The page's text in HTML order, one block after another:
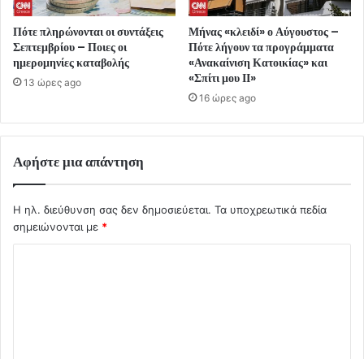
Πότε πληρώνονται οι συντάξεις
Σεπτεμβρίου – Ποιες οι
ημερομηνίες καταβολής
13 ώρες ago
Μήνας «κλειδί» ο Αύγουστος –
Πότε λήγουν τα προγράμματα
«Ανακαίνιση Κατοικίας» και
«Σπίτι μου ΙΙ»
16 ώρες ago
Αφήστε μια απάντηση
Η ηλ. διεύθυνση σας δεν δημοσιεύεται. Τα υποχρεωτικά πεδία
σημειώνονται με *